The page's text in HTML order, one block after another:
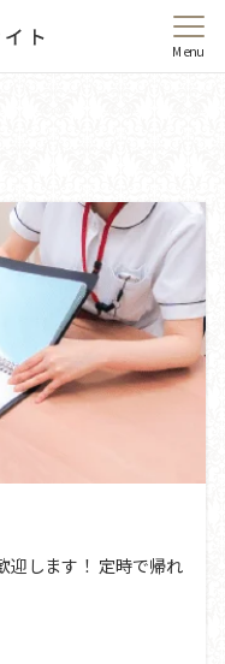
Menu
迎します！ 定時で帰れ